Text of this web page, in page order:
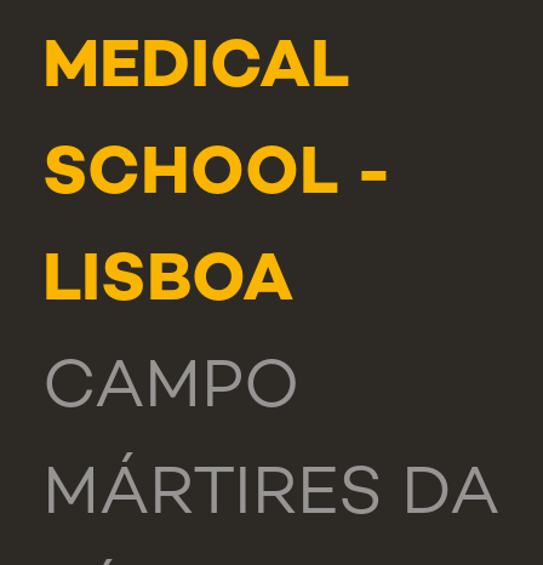
MEDICAL
SCHOOL -
LISBOA
CAMPO
MÁRTIRES DA